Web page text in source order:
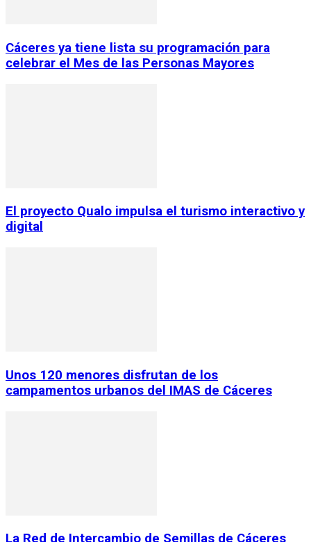
Cáceres ya tiene lista su programación para
celebrar el Mes de las Personas Mayores
El proyecto Qualo impulsa el turismo interactivo y
digital
Unos 120 menores disfrutan de los
campamentos urbanos del IMAS de Cáceres
La Red de Intercambio de Semillas de Cáceres